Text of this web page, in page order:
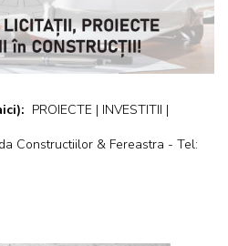
PROIECTE | INVESTITII |
Constructiilor & Fereastra - Tel: